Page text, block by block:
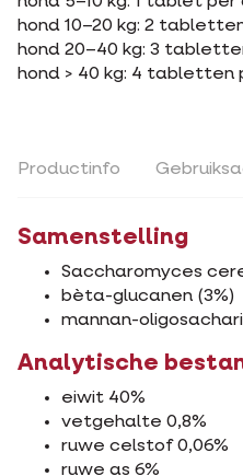
hond 10–20 kg: 2
hond 20–40 kg: 3
hond > 40 kg: 4 tabletten
Productinfo
Samenstelling
Saccharomyces
bèta-glucanen (3%)
mannan-
Analytische
eiwit 40%
vetgehalte 0,8%
ruwe celstof 0,06%
ruwe as 6%